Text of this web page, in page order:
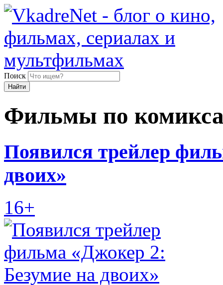
Поиск
Найти
Фильмы по
Появился трейлер
двоих»
16+